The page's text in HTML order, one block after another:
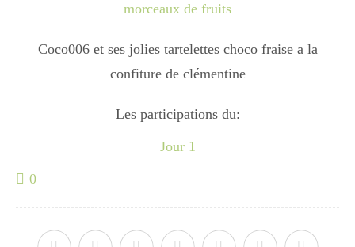
Dessert
Boisson chaudes
Les classiques
morceaux de fruits
Coco006 et ses jolies tartelettes choco fraise a la
confiture de clémentine
Les participations du:
Jour 1
0